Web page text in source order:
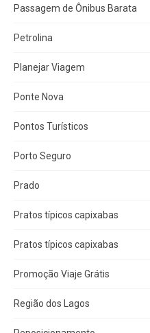
Passagem de Ônibus Barata
Petrolina
Planejar Viagem
Ponte Nova
Pontos Turísticos
Porto Seguro
Prado
Pratos típicos capixabas
Pratos típicos capixabas
Promoção Viaje Grátis
Região dos Lagos